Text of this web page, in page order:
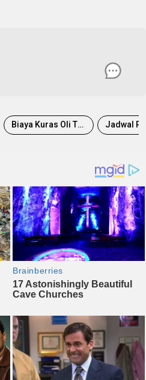
Biaya Kuras Oli Transmisi Matik Suzuki Grand Vitara